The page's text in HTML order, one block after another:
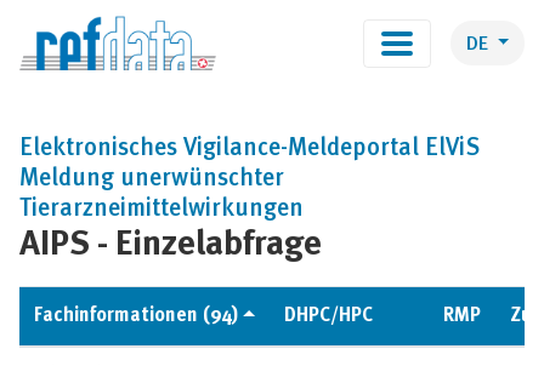
DE
AIPS - Einzelabfrage
Elektronisches Vigilance-Meldeportal ElViS
Meldung unerwünschter
Tierarzneimittelwirkungen
Fachinformationen (94) DHPC/HPC RMP